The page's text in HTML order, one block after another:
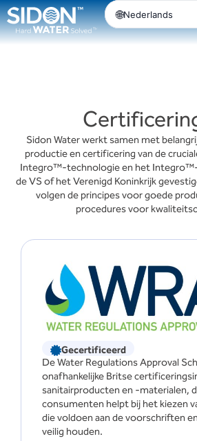
Ga
naar
de
Nederlands
Sidon Water werkt samen met
productie en certificering van de
Integro™-technologie en het
de VS of het Verenigd Koninkrijk
volgen de principes voor goede
procedures voor
Gecertificeerd
De Water Regulations Approval
onafhankelijke Britse
sanitairproducten en -materialen,
consumenten helpt bij het kiezen
die voldoen aan de voorschriften
veilig houden.